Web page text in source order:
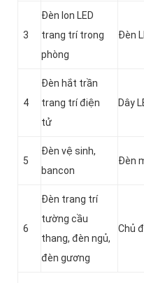
3
Đèn lon LED
trang trí trong
phòng
Đèn
4
Đèn hắt trần
trang trí điện
tử
Dây
5
Đèn vệ sinh,
bancon
Đèn
6
Đèn trang trí
tường cầu
thang, đèn ngủ,
đèn gương
Chủ